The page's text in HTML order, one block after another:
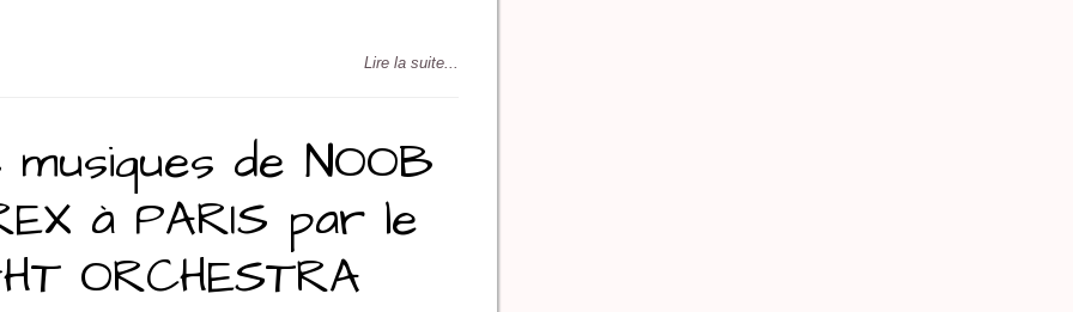
Lire la suite...
de NOOB
à PARIS par le
ORCHESTRA